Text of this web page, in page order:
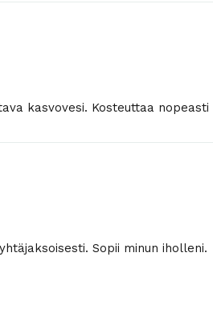
kasvovesi. Kosteuttaa nopeasti
Sopii minun iholleni.